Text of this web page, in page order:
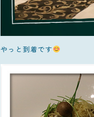
やっと到着です